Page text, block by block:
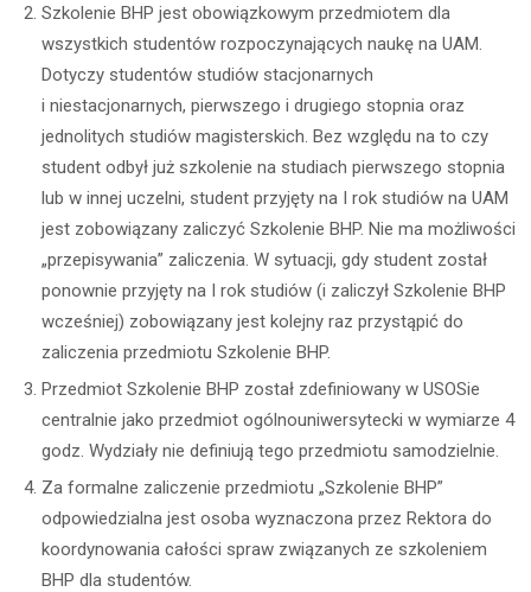
Szkolenie BHP jest obowiązkowym przedmiotem dla
wszystkich studentów rozpoczynających naukę na UAM.
Dotyczy studentów studiów stacjonarnych
i niestacjonarnych, pierwszego i drugiego stopnia oraz
jednolitych studiów magisterskich. Bez względu na to czy
student odbył już szkolenie na studiach pierwszego stopnia
lub w innej uczelni, student przyjęty na I rok studiów na UAM
jest zobowiązany zaliczyć Szkolenie BHP. Nie ma możliwości
„przepisywania” zaliczenia. W sytuacji, gdy student został
ponownie przyjęty na I rok studiów (i zaliczył Szkolenie BHP
wcześniej) zobowiązany jest kolejny raz przystąpić do
zaliczenia przedmiotu Szkolenie BHP.
Przedmiot Szkolenie BHP został zdefiniowany w USOSie
centralnie jako przedmiot ogólnouniwersytecki w wymiarze 4
godz. Wydziały nie definiują tego przedmiotu samodzielnie.
Za formalne zaliczenie przedmiotu „Szkolenie BHP”
odpowiedzialna jest osoba wyznaczona przez Rektora do
koordynowania całości spraw związanych ze szkoleniem
BHP dla studentów.